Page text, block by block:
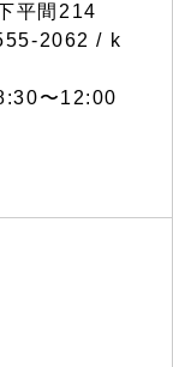
平間214
2062 / k
〜12:00